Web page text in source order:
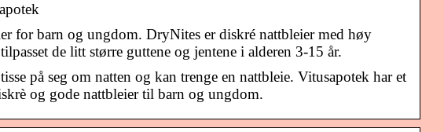
for barn og ungdom. DryNites er diskré nattbleier med høy
de litt større guttene og jentene i alderen 3-15 år.
på seg om natten og kan trenge en nattbleie. Vitusapotek har et
og gode nattbleier til barn og ungdom.